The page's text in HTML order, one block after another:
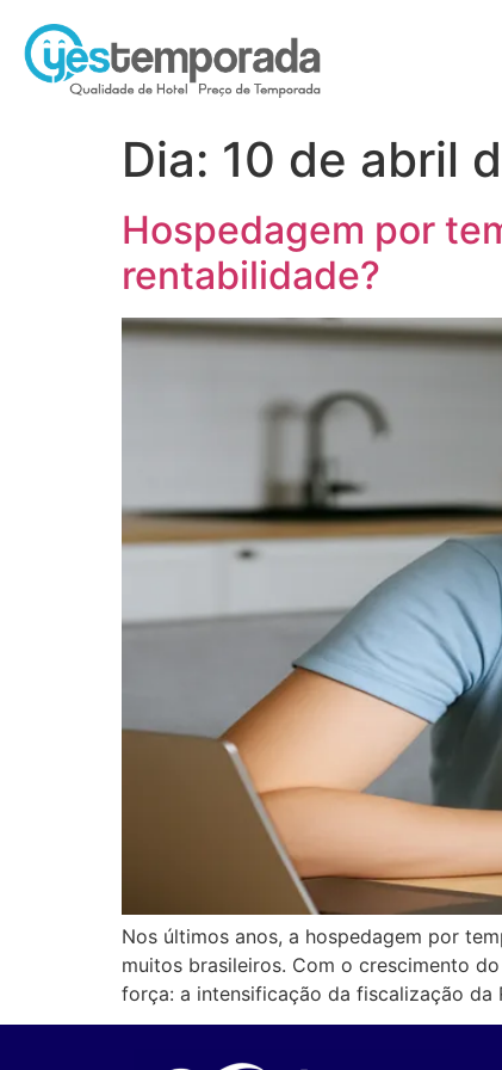
Dia: 10 de abril
Hospedagem por
rentabilidade?
Nos últimos anos, a hospedagem por
muitos brasileiros. Com o crescimento
força: a intensificação da fiscalização da